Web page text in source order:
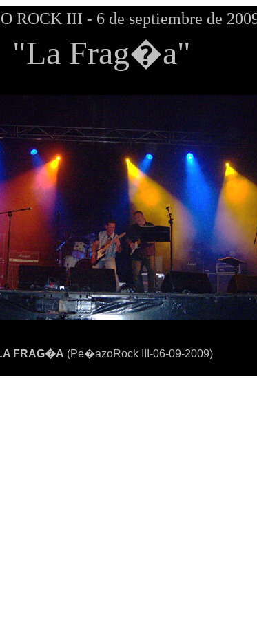
ROCK III - 6 de septiembre de
"La Frag�a"
FRAG�A (Pe�azoRock III-06-09-2009)